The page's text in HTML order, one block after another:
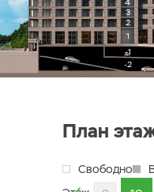
-2
-1
1
2
3
План
Свободно